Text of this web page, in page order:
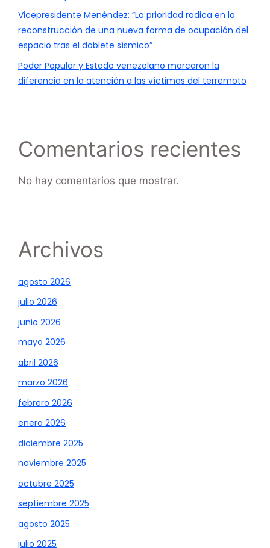
Vicepresidente Menéndez: “La prioridad radica en la
reconstrucción de una nueva forma de ocupación del
espacio tras el doblete sísmico”
Poder Popular y Estado venezolano marcaron la
diferencia en la atención a las víctimas del terremoto
Comentarios recientes
No hay comentarios que mostrar.
Archivos
agosto 2026
julio 2026
junio 2026
mayo 2026
abril 2026
marzo 2026
febrero 2026
enero 2026
diciembre 2025
noviembre 2025
octubre 2025
septiembre 2025
agosto 2025
julio 2025